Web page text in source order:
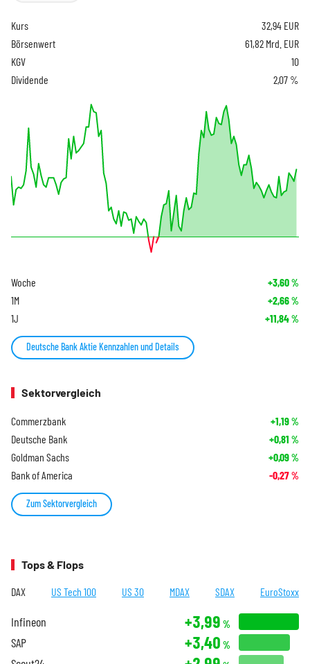
Kurs 32,94 EUR
Börsenwert
61,82 Mrd. EUR
KGV
10
Dividende
2,07 %
Woche +3,60%
1M +2,66%
1J +11,84%
Deutsche Bank Aktie Kennzahlen und Details
Sektorvergleich
Commerzbank +1,19%
Deutsche Bank +0,81 %
Goldman Sachs +0,09%
Bank of America -0,27%
Zum Sektorvergleich
Tops & Flops
DAX US Tech 100 US 30 MDAX SDAX EuroStoxx
Infineon +3,99 %
SAP +3,40 %